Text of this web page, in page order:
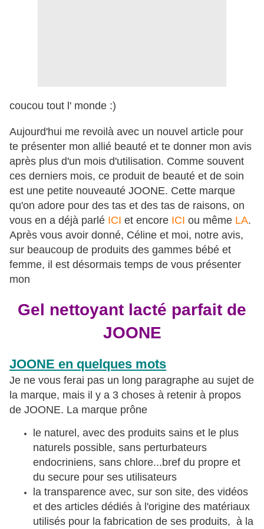
coucou tout l' monde :)
Aujourd'hui me revoilà avec un nouvel article pour
te présenter mon allié beauté et te donner mon avis
après plus d'un mois d'utilisation. Comme souvent
ces derniers mois, ce produit de beauté et de soin
est une petite nouveauté JOONE. Cette marque
qu'on adore pour des tas et des tas de raisons, on
vous en a déjà parlé ICI et encore ICI ou même LA.
Après vous avoir donné, Céline et moi, notre avis,
sur beaucoup de produits des gammes bébé et
femme, il est désormais temps de vous présenter
mon
Gel nettoyant lacté parfait de
JOONE
JOONE en quelques mots
Je ne vous ferai pas un long paragraphe au sujet de
la marque, mais il y a 3 choses à retenir à propos
de JOONE. La marque prône
le naturel, avec des produits sains et le plus
naturels possible, sans perturbateurs
endocriniens, sans chlore...bref du propre et
du secure pour ses utilisateurs
la transparence avec, sur son site, des vidéos
et des articles dédiés à l'origine des matériaux
utilisés pour la fabrication de ses produits, à la